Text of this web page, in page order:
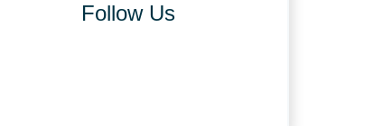
Follow Us